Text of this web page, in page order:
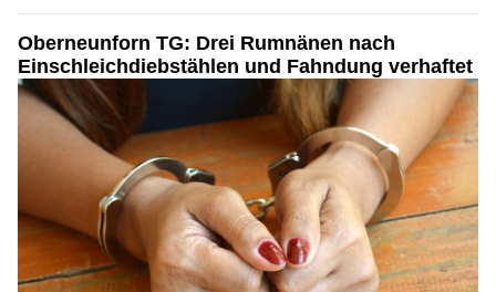
Oberneunforn TG: Drei Rumnänen nach
Einschleichdiebstählen und Fahndung verhaftet